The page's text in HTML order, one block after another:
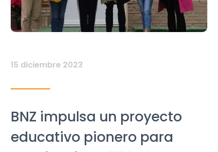
15 diciembre 2023
BNZ impulsa un proyecto
educativo pionero para